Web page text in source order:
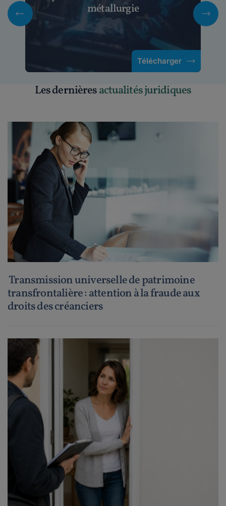
métallurgie
Télécharger
Les dernièresactualités juridiques
Transmission universelle de patrimoine
transfrontalière : attention à la fraude aux
droits des créanciers